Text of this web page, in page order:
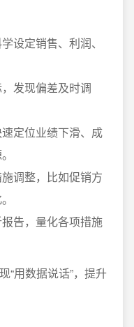
设定销售、利润、
发现偏差及时调
定位业绩下滑、成
调整，比如促销方
告，量化各项措施
“用数据说话”，提升